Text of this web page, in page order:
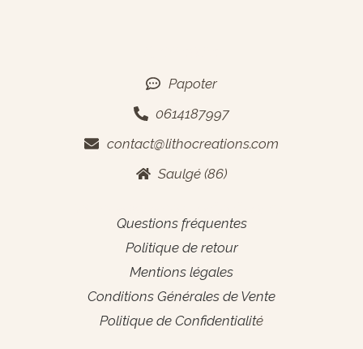
Papoter
0614187997
contact@lithocreations.com
Saulgé (86)
Questions fréquentes
Politique de retour
Mentions légales
Conditions Générales de Vente
Politique de Confidentialité